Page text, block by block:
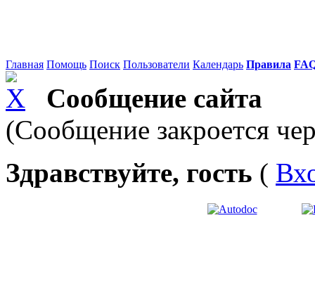
Главная Помощь Поиск Пользователи Календарь Правила
Сообщение сайта
(Сообщение закроется
Здравствуйте, гость (